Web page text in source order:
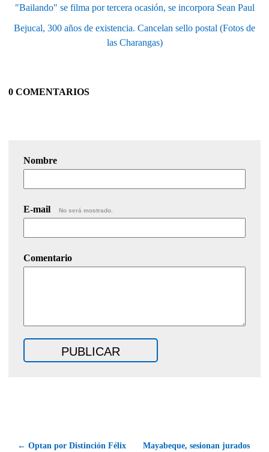
"Bailando" se filma por tercera ocasión, se incorpora Sean Paul
Bejucal, 300 años de existencia. Cancelan sello postal (Fotos de
las Charangas)
0 COMENTARIOS
Nombre
E-mail No será mostrado.
Comentario
← Optan por Distinción Félix Mayabeque, sesionan jurados